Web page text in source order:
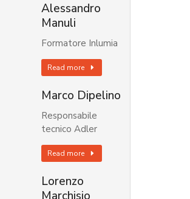
Alessandro
Manuli
Formatore Inlumia
Read more
Marco Dipelino
Responsabile
tecnico Adler
Read more
Lorenzo